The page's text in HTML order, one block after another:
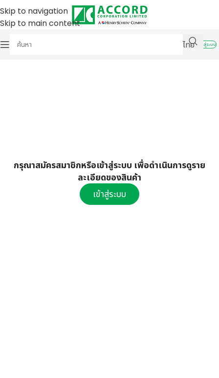
Skip to navigation
Skip to main content
ไทย
เข้าสู่ระบบ
กรุณาสมัครสมาชิกหรือเข้าสู่ระบบ เพื่อดำเนินการดูราย
ละเอียดของสินค้า
เข้าสู่ระบบ